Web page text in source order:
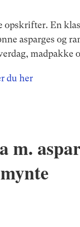
opskrifter. En
asparges og
madpakke
du her
m.